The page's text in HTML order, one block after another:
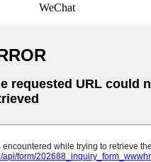
WeChat